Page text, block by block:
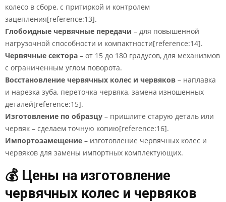
колесо в сборе, с притиркой и контролем
зацепления[reference:13].
Глобоидные червячные передачи – для повышенной
нагрузочной способности и компактности[reference:14].
Червячные сектора – от 15 до 180 градусов, для механизмов
с ограниченным углом поворота.
Восстановление червячных колес и червяков – наплавка
и нарезка зуба, переточка червяка, замена изношенных
деталей[reference:15].
Изготовление по образцу – пришлите старую деталь или
червяк – сделаем точную копию[reference:16].
Импортозамещение – изготовление червячных колес и
червяков для замены импортных комплектующих.
💰 Цены на изготовление
червячных колес и червяков